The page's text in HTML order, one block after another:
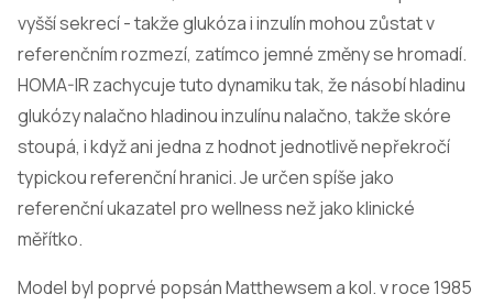
vyšší sekrecí - takže glukóza i inzulín mohou zůstat v
referenčním rozmezí, zatímco jemné změny se hromadí.
HOMA-IR zachycuje tuto dynamiku tak, že násobí hladinu
glukózy nalačno hladinou inzulínu nalačno, takže skóre
stoupá, i když ani jedna z hodnot jednotlivě nepřekročí
typickou referenční hranici. Je určen spíše jako
referenční ukazatel pro wellness než jako klinické
měřítko.
Model byl poprvé popsán Matthewsem a kol. v roce 1985